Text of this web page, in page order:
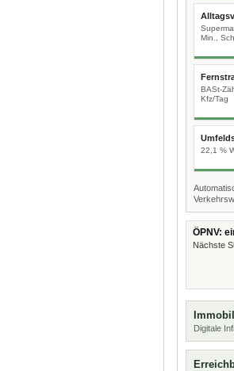
Min.,
BASt-
Kfz/Tag
22,1 %
ÖPNV:
Nächste
Digitale